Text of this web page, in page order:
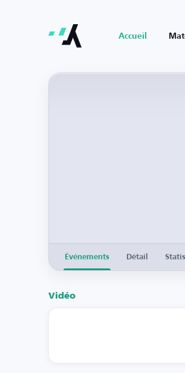
Accueil
Événements Détail
Vidéo